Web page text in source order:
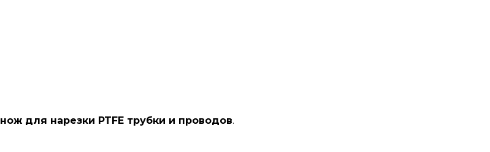
нож для нарезки PTFE трубки и проводов.